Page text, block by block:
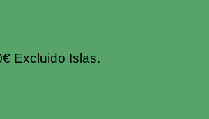
Excluido Islas.